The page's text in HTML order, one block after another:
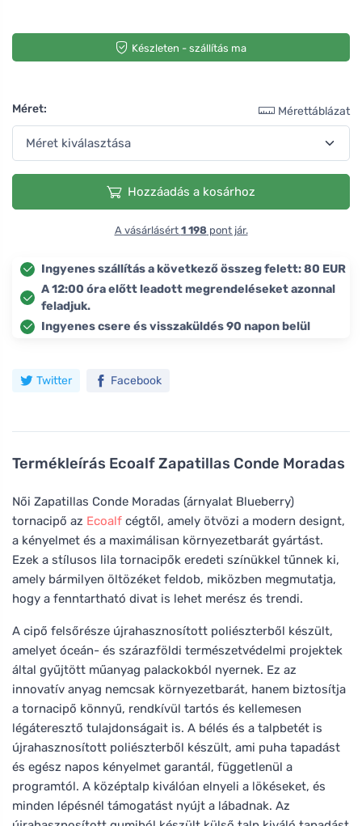
Termékleírás Ecoalf Zapatillas Conde Moradas
Női Zapatillas Conde Moradas (árnyalat Blueberry)
tornacipő az Ecoalf cégtől, amely ötvözi a modern designt,
a kényelmet és a maximálisan környezetbarát gyártást.
Ezek a stílusos lila tornacipők eredeti színükkel tűnnek ki,
amely bármilyen öltözéket feldob, miközben megmutatja,
hogy a fenntartható divat is lehet merész és trendi.
A cipő felsőrésze újrahasznosított poliészterből készült,
amelyet óceán- és szárazföldi természetvédelmi projektek
által gyűjtött műanyag palackokból nyernek. Ez az
innovatív anyag nemcsak környezetbarát, hanem biztosítja
a tornacipő könnyű, rendkívül tartós és kellemesen
légáteresztő tulajdonságait is. A bélés és a talpbetét is
újrahasznosított poliészterből készült, ami puha tapadást
és egész napos kényelmet garantál, függetlenül a
programtól. A középtalp kiválóan elnyeli a lökéseket, és
minden lépésnél támogatást nyújt a lábadnak. Az
Készleten - szállítás ma
Méret: Mérettáblázat
Hozzáadás a kosárhoz
A vásárlásért 1 198pont jár.
Ingyenes szállítás a következő összeg felett: 80 EUR
A 12:00 óra előtt leadott megrendeléseket azonnal
feladjuk.
Ingyenes csere és visszaküldés 90 napon belül
Twitter Facebook